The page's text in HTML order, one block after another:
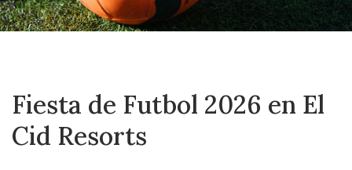
Fiesta de Futbol 2026 en El
Cid Resorts